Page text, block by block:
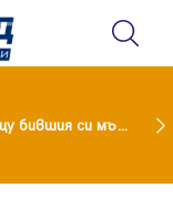
Глория изригна срещу бившия си мъж: Беше със 120-килограмова жена! Искаше бърза печалба...